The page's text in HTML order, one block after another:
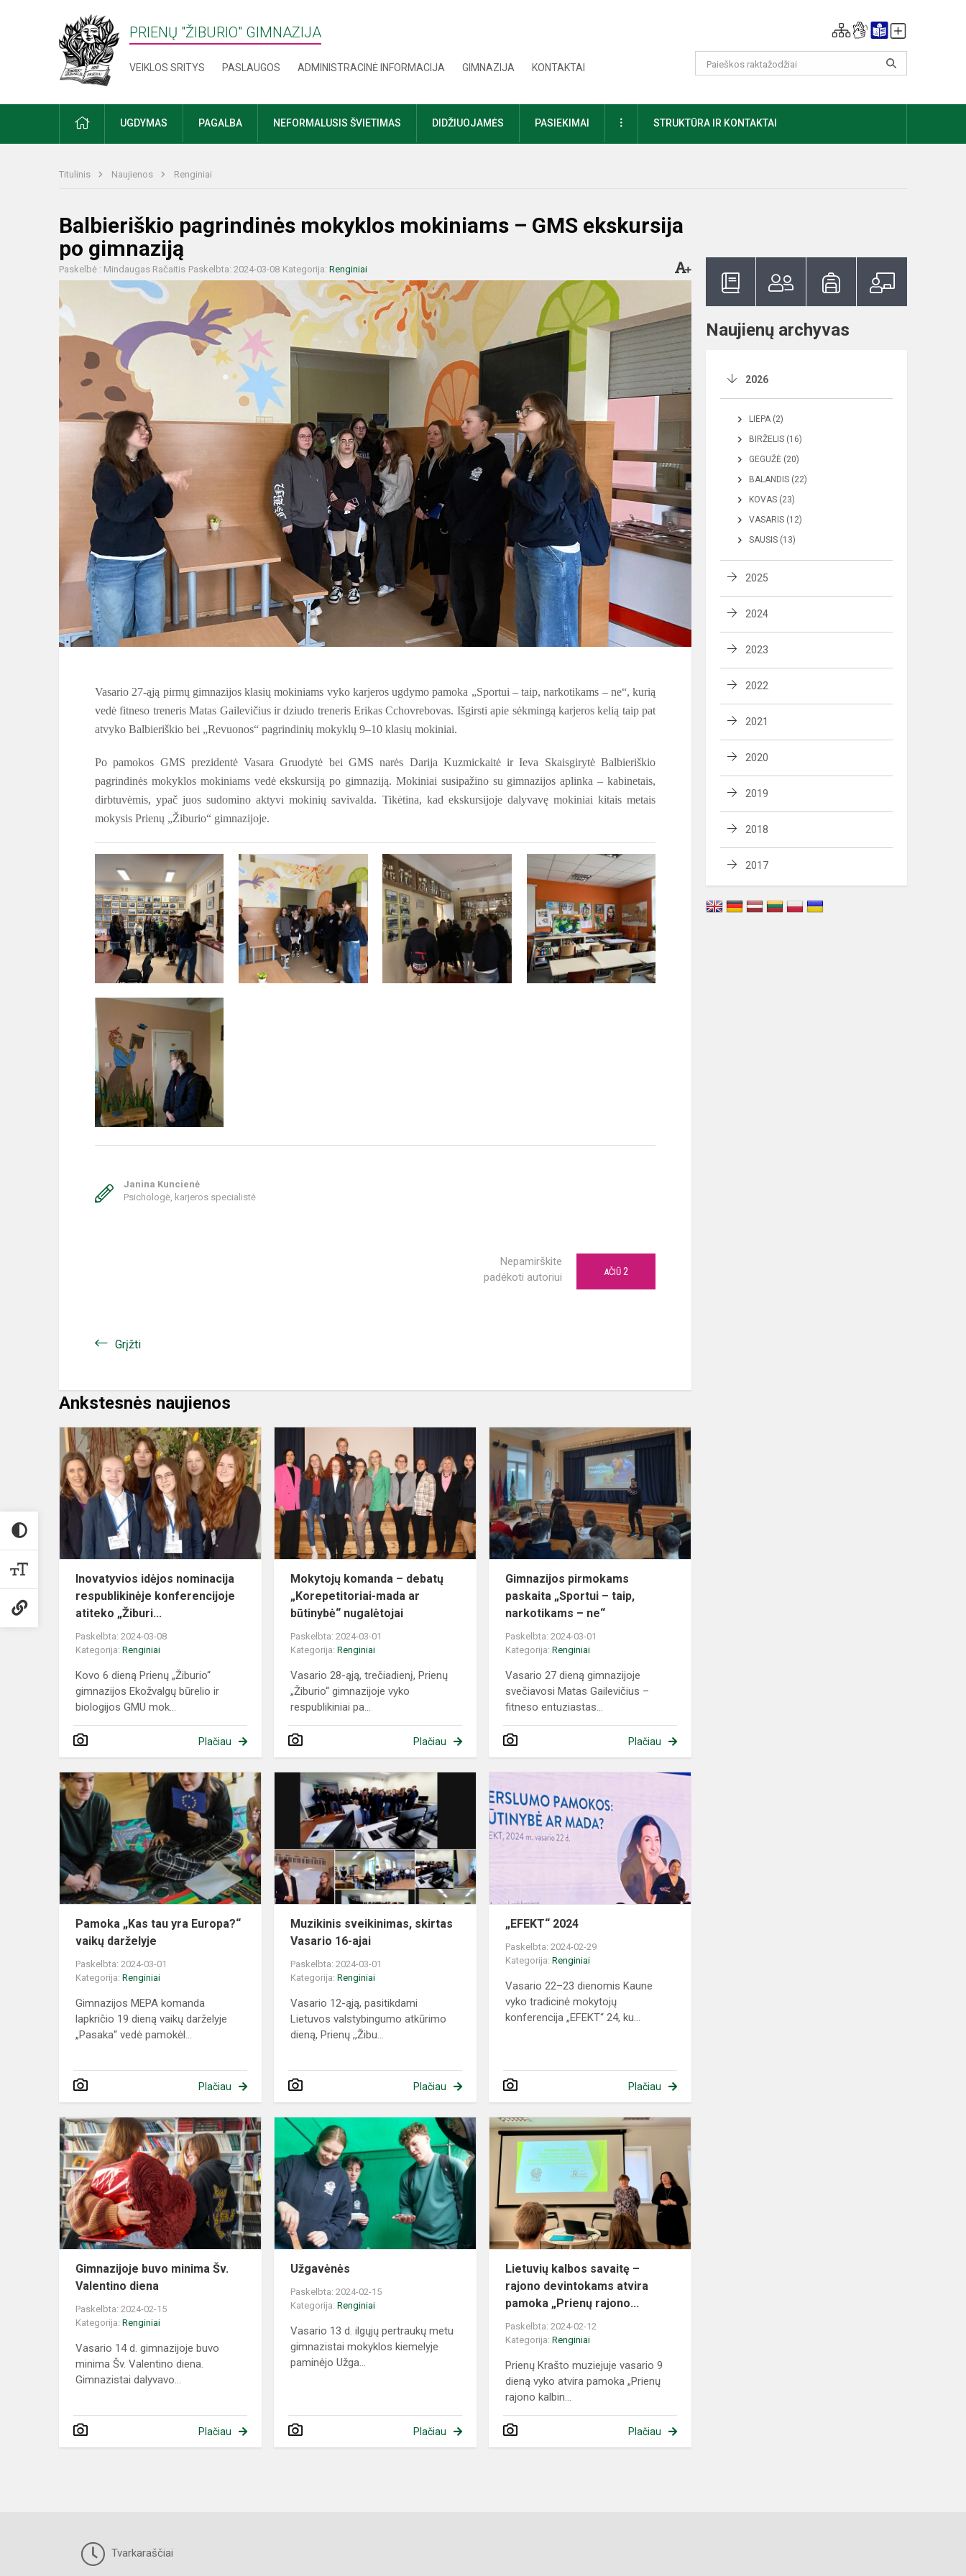
PRIENŲ "ŽIBURIO" GIMNAZIJA
VEIKLOS SRITYS PASLAUGOS ADMINISTRACINĖ INFORMACIJA GIMNAZIJA KONTAKTAI
PRADŽIAUGDYMAS PAGALBA NEFORMALUSIS ŠVIETIMAS DIDŽIUOJAMĖS PASIEKIMAI DAUGIAUSTRUKTŪRA IR KONTAKTAI
Titulinis Naujienos Renginiai
Balbieriškio pagrindinės mokyklos mokiniams – GMS ekskursija
po gimnaziją
Paskelbė : Mindaugas Račaitis Paskelbta: 2024-03-08 Kategorija: Renginiai
Vasario 27-ąją pirmų gimnazijos klasių mokiniams vyko karjeros ugdymo pamoka „Sportui – taip, narkotikams – ne“, kurią
vedė fitneso treneris Matas Gailevičius ir dziudo treneris Erikas Cchovrebovas. Išgirsti apie sėkmingą karjeros kelią taip pat
atvyko Balbieriškio bei „Revuonos“ pagrindinių mokyklų 9–10 klasių mokiniai.
Po pamokos GMS prezidentė Vasara Gruodytė bei GMS narės Darija Kuzmickaitė ir Ieva Skaisgirytė Balbieriškio
pagrindinės mokyklos mokiniams vedė ekskursiją po gimnaziją. Mokiniai susipažino su gimnazijos aplinka – kabinetais,
dirbtuvėmis, ypač juos sudomino aktyvi mokinių savivalda. Tikėtina, kad ekskursijoje dalyvavę mokiniai kitais metais
mokysis Prienų „Žiburio“ gimnazijoje.
Janina Kuncienė
Psichologė, karjeros specialistė
Nepamirškite
padėkoti autoriui
AČIŪ 2
Grįžti
Ankstesnės naujienos
Inovatyvios
idėjos
nominacija
respublikinėje
konferencijoje...
Inovatyvios idėjos nominacija
respublikinėje konferencijoje
atiteko „Žiburi...
Paskelbta: 2024-03-08
Kategorija: Renginiai
Kovo 6 dieną Prienų „Žiburio“
gimnazijos Ekožvalgų būrelio ir
biologijos GMU mok...
Plačiau
Mokytojų
komanda
–
debatų
„Korepetitoriai-
mada
ar
būtinybė“...
Mokytojų komanda – debatų
„Korepetitoriai-mada ar
būtinybė“ nugalėtojai
Paskelbta: 2024-03-01
Kategorija:Renginiai
Vasario 28-ąją, trečiadienį, Prienų
„Žiburio“ gimnazijoje vyko
respublikiniai pa...
Plačiau
Gimnazijos
pirmokams
„Sportui
taip,
narkotikams...
Gimnazijos pirmokams
paskaita „Sportui – taip,
narkotikams – ne“
Paskelbta: 2024-03-01
Kategorija:Renginiai
Vasario 27 dieną gimnazijoje
svečiavosi Matas Gailevičius –
fitneso entuziastas...
Plačiau
Pamoka
tau
yra
Europa?“
vaikų
darželyje
Pamoka „Kas tau yra Europa?“
vaikų darželyje
Paskelbta: 2024-03-01
Kategorija: Renginiai
Gimnazijos MEPA komanda
lapkričio 19 dieną vaikų darželyje
„Pasaka“ vedė pamokėl...
Plačiau
sveikinimas,
skirtas
Vasario
16-
ajai
Muzikinis sveikinimas, skirtas
Vasario 16-ajai
Paskelbta: 2024-03-01
Kategorija:Renginiai
Vasario 12-ąją, pasitikdami
Lietuvos valstybingumo atkūrimo
dieną, Prienų ,,Žibu...
Plačiau
„EFEKT“
„EFEKT“ 2024
Paskelbta: 2024-02-29
Kategorija:Renginiai
Vasario 22–23 dienomis Kaune
vyko tradicinė mokytojų
konferencija „EFEKT“ 24, ku...
Plačiau
Gimnazijoje
buvo
minima
Šv.
Valentino
diena
Gimnazijoje buvo minima Šv.
Valentino diena
Paskelbta: 2024-02-15
Kategorija: Renginiai
Vasario 14 d. gimnazijoje buvo
minima Šv. Valentino diena.
Gimnazistai dalyvavo...
Plačiau
Užgavėnės
Užgavėnės
Paskelbta: 2024-02-15
Kategorija:Renginiai
Vasario 13 d. ilgųjų pertraukų metu
gimnazistai mokyklos kiemelyje
paminėjo Užga...
Plačiau
Lietuvių
savaitę
rajono
devintokams
pamoka...
Lietuvių kalbos savaitę –
rajono devintokams atvira
pamoka „Prienų rajono...
Paskelbta: 2024-02-12
Kategorija:Renginiai
Prienų Krašto muziejuje vasario 9
dieną vyko atvira pamoka „Prienų
rajono kalbin...
Plačiau
Naujienų archyvas
2026
LIEPA (2)
BIRŽELIS (16)
GEGUŽĖ (20)
BALANDIS (22)
KOVAS (23)
VASARIS (12)
SAUSIS (13)
2025
2024
2023
2022
2021
2020
2019
2018
2017
Tvarkaraščiai